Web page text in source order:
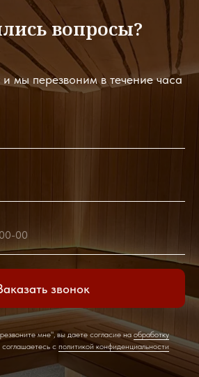
вопросы?
мы перезвоним в течение часа
звонок
мне", вы даете согласие наобработку
c политикой конфиденциальности